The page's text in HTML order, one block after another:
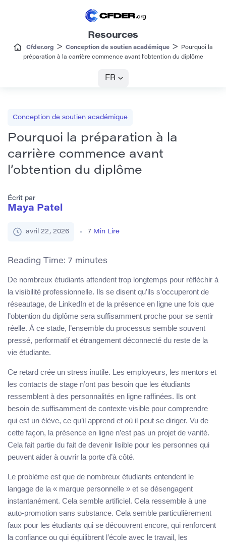
Resources
Cfder.org > Conception de soutien académique>
Pourquoi la
préparation à la carrière commence avant l’obtention du diplôme
FR
Conception de soutien académique
Pourquoi la préparation à la
carrière commence avant
l’obtention du diplôme
Écrit par
Maya Patel
avril 22, 2026 7 Min Lire
Reading Time: 7 minutes
De nombreux étudiants attendent trop longtemps pour réfléchir à
la visibilité professionnelle. Ils se disent qu’ils s’occuperont de
réseautage, de LinkedIn et de la présence en ligne une fois que
l’obtention du diplôme sera suffisamment proche pour se sentir
réelle. À ce stade, l’ensemble du processus semble souvent
pressé, performatif et étrangement déconnecté du reste de la
vie étudiante.
Ce retard crée un stress inutile. Les employeurs, les mentors et
les contacts de stage n’ont pas besoin que les étudiants
ressemblent à des personnalités en ligne raffinées. Ils ont
besoin de suffisamment de contexte visible pour comprendre
qui est un élève, ce qu’il apprend et où il peut se diriger. Vu de
cette façon, la présence en ligne n’est pas un projet de vanité.
Cela fait partie du fait de devenir lisible pour les personnes qui
peuvent aider à ouvrir la porte d’à côté.
Le problème est que de nombreux étudiants entendent le
langage de la « marque personnelle » et se désengagent
instantanément. Cela semble artificiel. Cela ressemble à une
auto-promotion sans substance. Cela semble particulièrement
faux pour les étudiants qui se découvrent encore, qui renforcent
la confiance ou qui équilibrent l’école avec le travail, les